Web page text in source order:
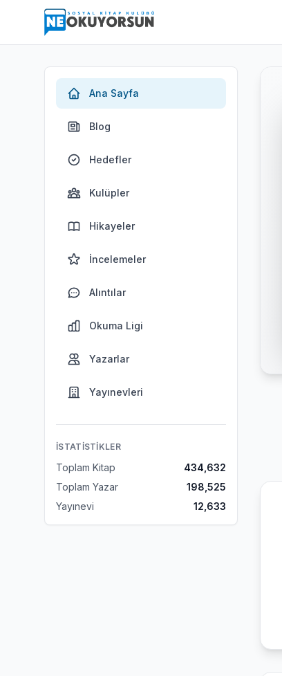
Ana Sayfa
Blog
Hedefler
Kulüpler
Hikayeler
İncelemeler
Alıntılar
Okuma Ligi
Yazarlar
Yayınevleri
İSTATISTIKLER
Toplam Kitap
434,632
Toplam Yazar
198,525
Yayınevi
12,633